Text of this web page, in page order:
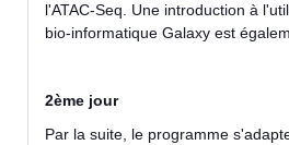
l'ATAC-Seq. Une introduction à
bio-informatique Galaxy est
2ème jour
Par la suite, le programme